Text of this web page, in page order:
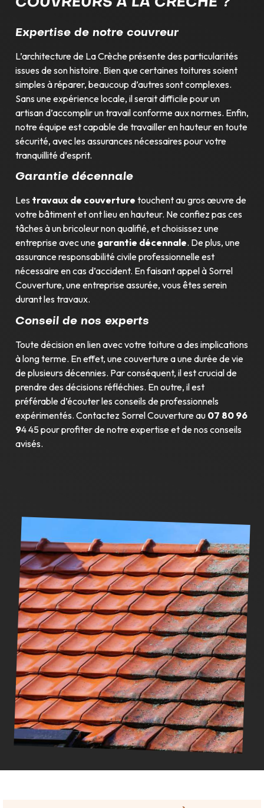
COUVREURS À LA CRÈCHE ?
Expertise de notre couvreur
L’architecture de La Crèche présente des particularités
issues de son histoire. Bien que certaines toitures soient
simples à réparer, beaucoup d’autres sont complexes.
Sans une expérience locale, il serait difficile pour un
artisan d’accomplir un travail conforme aux normes. Enfin,
notre équipe est capable de travailler en hauteur en toute
sécurité, avec les assurances nécessaires pour votre
tranquillité d’esprit.
Garantie décennale
Les travaux de couverture touchent au gros œuvre de
votre bâtiment et ont lieu en hauteur. Ne confiez pas ces
tâches à un bricoleur non qualifié, et choisissez une
entreprise avec une garantie décennale. De plus, une
assurance responsabilité civile professionnelle est
nécessaire en cas d’accident. En faisant appel à Sorrel
Couverture, une entreprise assurée, vous êtes serein
durant les travaux.
Conseil de nos experts
Toute décision en lien avec votre toiture a des implications
à long terme. En effet, une couverture a une durée de vie
de plusieurs décennies. Par conséquent, il est crucial de
prendre des décisions réfléchies. En outre, il est
préférable d’écouter les conseils de professionnels
expérimentés. Contactez Sorrel Couverture au 07 80 96
94 45 pour profiter de notre expertise et de nos conseils
avisés.